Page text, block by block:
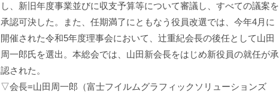
し、新旧年度事業並びに収支予算等について審議し、すべての議案を
承認可決した。また、任期満了にともなう役員改選では、今年4月に
開催された令和5年度理事会において、辻重紀会長の後任として山田
周一郎氏を選出。本総会では、山田新会長をはじめ新役員の就任が承
認された。
▽会長=山田周一郎（富士フイルムグラフィックソリューションズ